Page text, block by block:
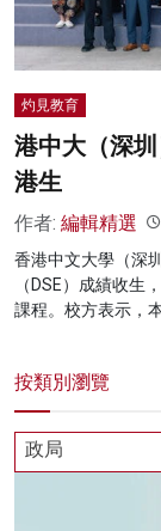
灼見活動
灼見教育
港中大（深
港生
作者: 編輯精選
香港中文大學（深
（DSE）成績收生
課程。校方表示，
按類別瀏覽
政局